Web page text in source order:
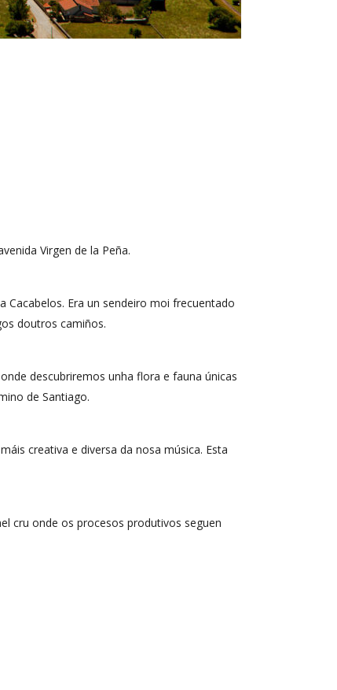
Virgen de la Peña.
Era un sendeiro moi frecuentado
doutros camiños.
descubriremos unha flora e fauna únicas
de Santiago.
creativa e diversa da nosa música. Esta
cru onde os procesos produtivos seguen